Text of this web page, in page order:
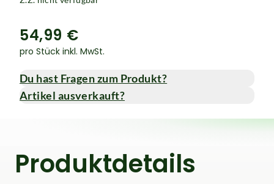
54,99 €
pro Stück inkl. MwSt.
Du hast Fragen zum Produkt?
Artikel ausverkauft?
Produktdetails